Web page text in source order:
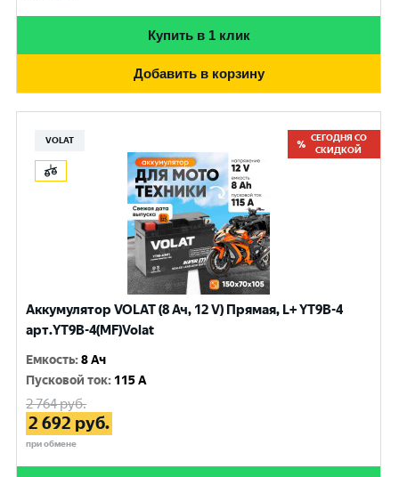
Купить в 1 клик
Добавить в корзину
VOLAT
СЕГОДНЯ СО
СКИДКОЙ
Аккумулятор VOLAT (8 Ач, 12 V) Прямая, L+ YT9B-4
арт.YT9B-4(MF)Volat
Емкость:8 Ач
Пусковой ток: 115 A
2 764руб.
2 692 руб.
при обмене